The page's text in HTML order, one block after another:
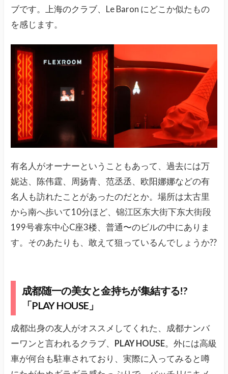
ブです。上海のクラブ、Le Baron にどこか似たもの
を感じます。
有名人がオーナーということもあって、過去には万
妮达、陈伟霆、周扬青、范丞丞、欧阳娜娜などの有
名人も訪れたことがあったのだとか。場所は太古里
から南へ歩いて10分ほど、锦江区东大街下东大街段
199号睿东中心C座3楼、普通〜のビルの中にありま
す。そのあたりも、敢えて狙っているんでしょうか??
成都随一の美女と金持ちが集結する!?
「PLAY HOUSE」
成都出身の友人がオススメしてくれた、成都ナンバ
ーワンと言われるクラブ、
PLAY HOUSE。外には高級
車が何台も駐車されており、実際に入ってみると噂